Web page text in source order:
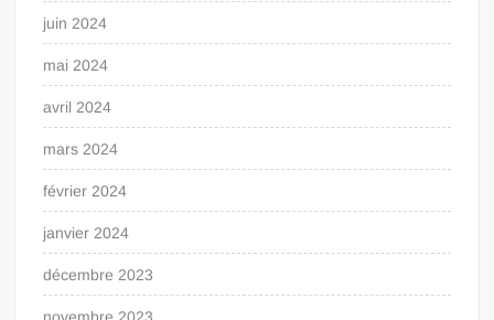
juin 2024
mai 2024
avril 2024
mars 2024
février 2024
janvier 2024
décembre 2023